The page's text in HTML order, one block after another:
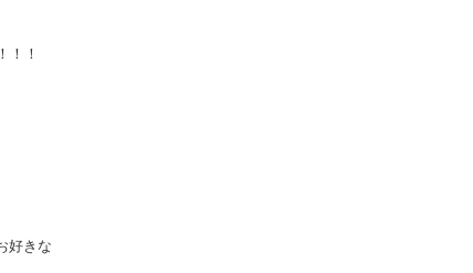
！！
好きな